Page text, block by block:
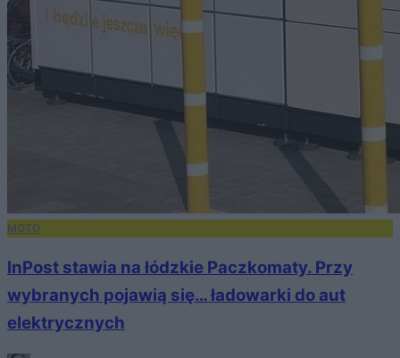
MOTO
InPost stawia na łódzkie Paczkomaty. Przy
wybranych pojawią się… ładowarki do aut
elektrycznych